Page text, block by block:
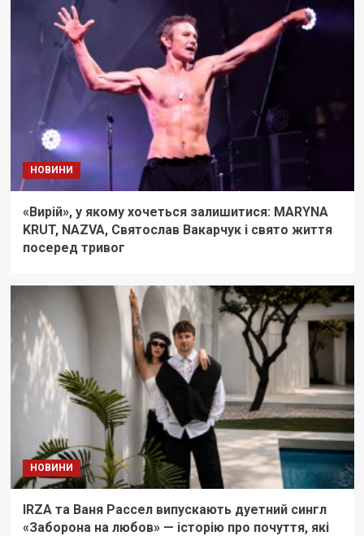
НОВИНИ
«Вирій», у якому хочеться залишитися: MARYNA
KRUT, NAZVA, Святослав Вакарчук і свято життя
посеред тривог
НОВИНИ
IRZA та Ваня Рассел випускають дуетний сингл
«Заборона на любов» — історію про почуття, які